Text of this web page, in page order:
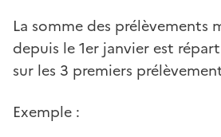
La somme des prélèvements
depuis le 1er janvier est
sur les 3 premiers
Exemple :